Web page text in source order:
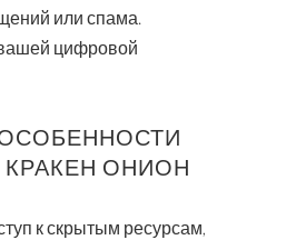
или спама.
вашей цифровой
ОНИОН
к скрытым ресурсам,